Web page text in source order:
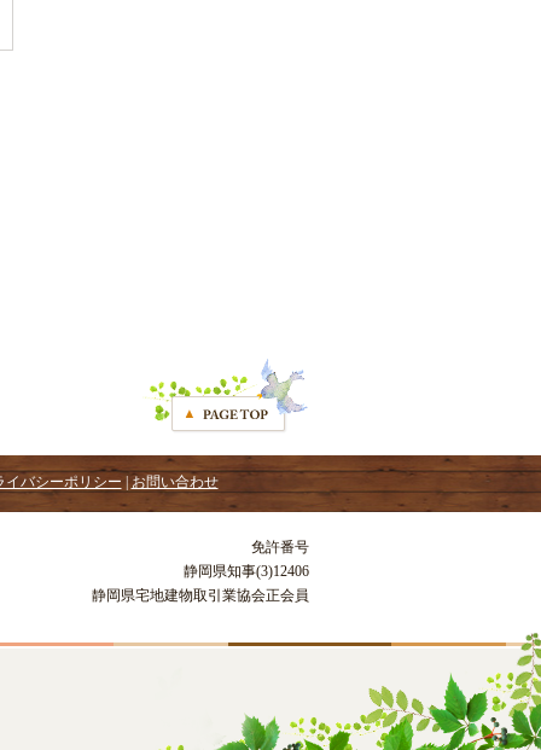
イバシーポリシー お問い合わせ
免許番号
静岡県知事(3)12406
静岡県宅地建物取引業協会正会員